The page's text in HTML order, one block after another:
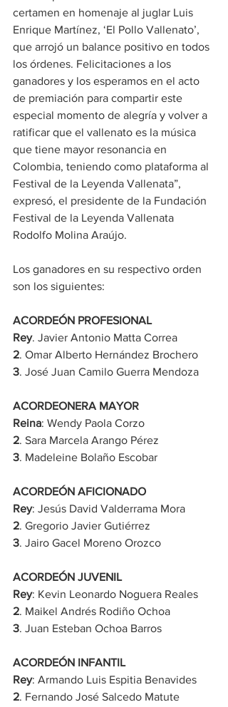
certamen en homenaje al juglar Luis
Enrique Martínez, ‘El Pollo Vallenato’,
que arrojó un balance positivo en todos
los órdenes. Felicitaciones a los
ganadores y los esperamos en el acto
de premiación para compartir este
especial momento de alegría y volver a
ratificar que el vallenato es la música
que tiene mayor resonancia en
Colombia, teniendo como plataforma al
Festival de la Leyenda Vallenata”,
expresó, el presidente de la Fundación
Festival de la Leyenda Vallenata
Rodolfo Molina Araújo.
Los ganadores en su respectivo orden
son los siguientes:
ACORDEÓN PROFESIONAL
Rey. Javier Antonio Matta Correa
2. Omar Alberto Hernández Brochero
3. José Juan Camilo Guerra Mendoza
ACORDEONERA MAYOR
Reina: Wendy Paola Corzo
2. Sara Marcela Arango Pérez
3. Madeleine Bolaño Escobar
ACORDEÓN AFICIONADO
Rey: Jesús David Valderrama Mora
2. Gregorio Javier Gutiérrez
3. Jairo Gacel Moreno Orozco
ACORDEÓN JUVENIL
Rey: Kevin Leonardo Noguera Reales
2. Maikel Andrés Rodiño Ochoa
3. Juan Esteban Ochoa Barros
ACORDEÓN INFANTIL
Rey: Armando Luis Espitia Benavides
2. Fernando José Salcedo Matute